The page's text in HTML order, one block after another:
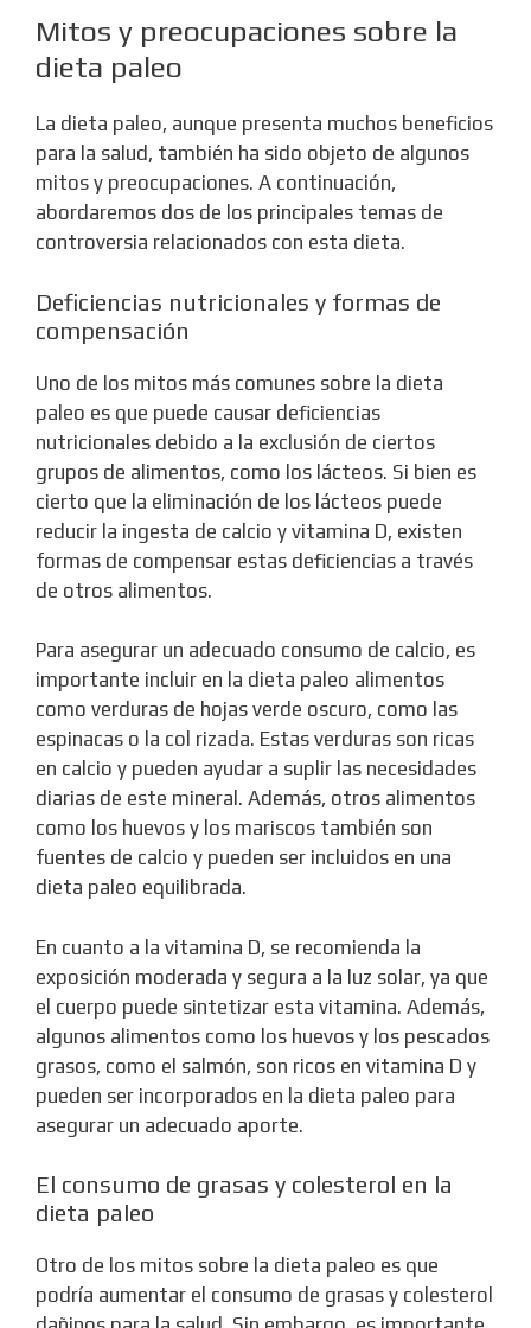
Mitos y preocupaciones sobre la
dieta paleo
La dieta paleo, aunque presenta muchos beneficios
para la salud, también ha sido objeto de algunos
mitos y preocupaciones. A continuación,
abordaremos dos de los principales temas de
controversia relacionados con esta dieta.
Deficiencias nutricionales y formas de
compensación
Uno de los mitos más comunes sobre la dieta
paleo es que puede causar deficiencias
nutricionales debido a la exclusión de ciertos
grupos de alimentos, como los lácteos. Si bien es
cierto que la eliminación de los lácteos puede
reducir la ingesta de calcio y vitamina D, existen
formas de compensar estas deficiencias a través
de otros alimentos.
Para asegurar un adecuado consumo de calcio, es
importante incluir en la dieta paleo alimentos
como verduras de hojas verde oscuro, como las
espinacas o la col rizada. Estas verduras son ricas
en calcio y pueden ayudar a suplir las necesidades
diarias de este mineral. Además, otros alimentos
como los huevos y los mariscos también son
fuentes de calcio y pueden ser incluidos en una
dieta paleo equilibrada.
En cuanto a la vitamina D, se recomienda la
exposición moderada y segura a la luz solar, ya que
el cuerpo puede sintetizar esta vitamina. Además,
algunos alimentos como los huevos y los pescados
grasos, como el salmón, son ricos en vitamina D y
pueden ser incorporados en la dieta paleo para
asegurar un adecuado aporte.
El consumo de grasas y colesterol en la
dieta paleo
Otro de los mitos sobre la dieta paleo es que
podría aumentar el consumo de grasas y colesterol